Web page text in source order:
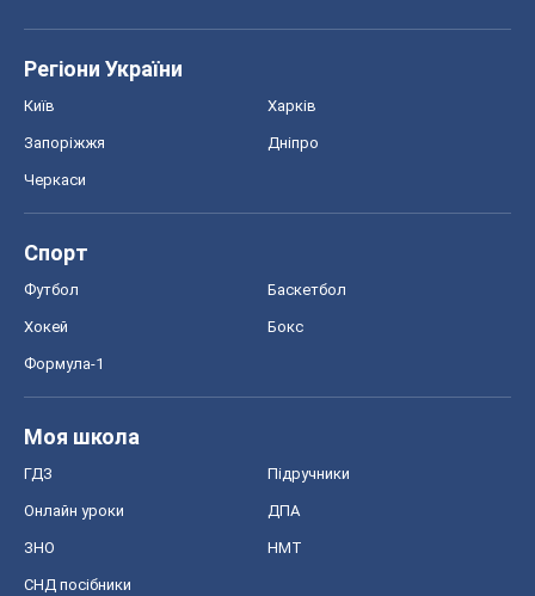
Регіони України
Київ Харків
Запоріжжя Дніпро
Черкаси
Спорт
Футбол Баскетбол
Хокей Бокс
Формула-1
Моя школа
ГДЗ Підручники
Онлайн уроки ДПА
ЗНО НМТ
СНД посібники